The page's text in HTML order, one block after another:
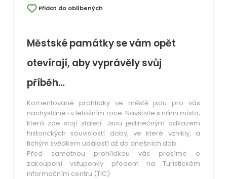
Přidat do oblíbených
Městské památky se vám opět
otevírají, aby vyprávěly svůj
příběh…
Komentované prohlídky ve městě jsou pro vás
nachystané i v letošním roce. Navštivte s námi místa,
která zde stojí staletí. Jsou jedinečným odkazem
historických souvislostí doby, ve které vznikly, a
tichým svědkem událostí až do dnešních dob.
Před samotnou prohlídkou vás prosíme o
zakoupení vstupenky předem na Turistickém
informačním centru (TIC)